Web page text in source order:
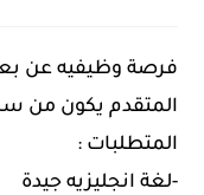
فرصة وظيفيه عن
المتقدم يكون من
المتطلبات :
-لغة انجليزيه جيدة